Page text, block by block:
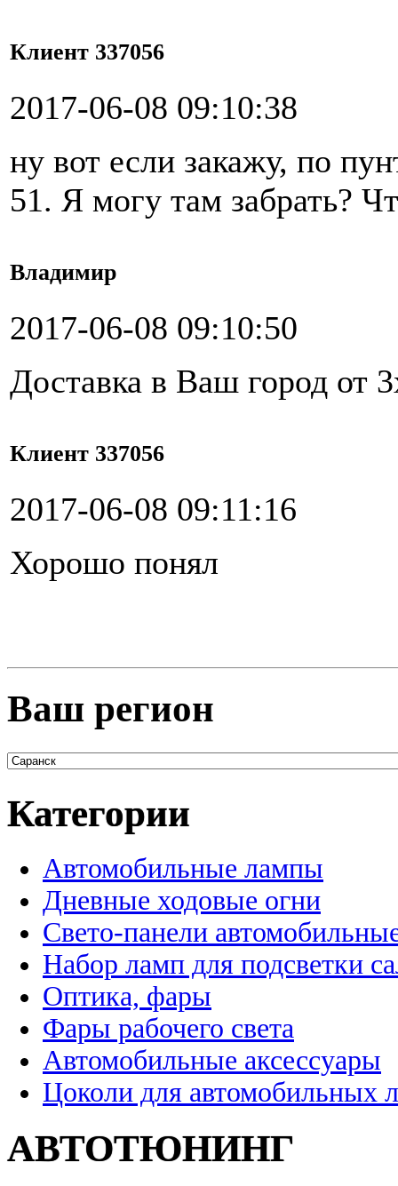
Клиент 337056
2017-06-08 09:10:38
ну вот если закажу, по
51. Я могу там забрать?
Владимир
2017-06-08 09:10:50
Доставка в Ваш город от
Клиент 337056
2017-06-08 09:11:16
Хорошо понял
Ваш регион
Категории
Автомобильные лампы
Дневные ходовые огни
Свето-панели
Набор ламп для подсветки
Оптика, фары
Фары рабочего света
Автомобильные аксессуары
Цоколи для автомобильных
АВТОТЮНИНГ